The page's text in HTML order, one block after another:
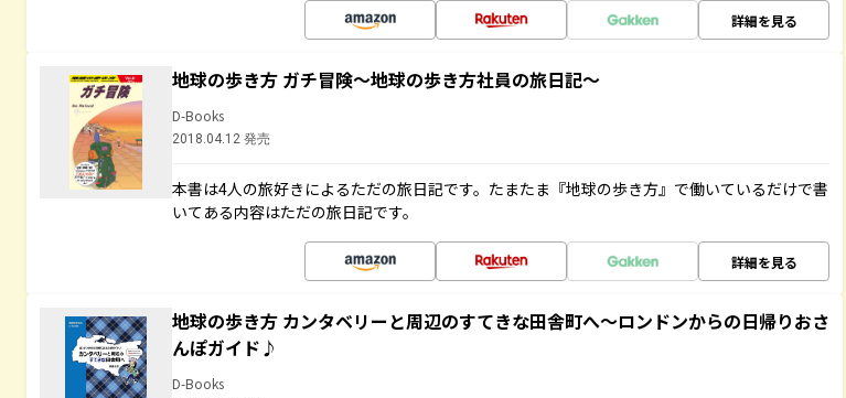
詳細を見る
地球の歩き方 ガチ冒険～地球の歩き方社員の旅日記～
D-Books
2018.04.12 発売
本書は4人の旅好きによるただの旅日記です。たまたま『地球の歩き方』で働いているだけで書
いてある内容はただの旅日記です。
詳細を見る
地球の歩き方 カンタベリーと周辺のすてきな田舎町へ～ロンドンからの日帰りおさ
んぽガイド♪
D-Books